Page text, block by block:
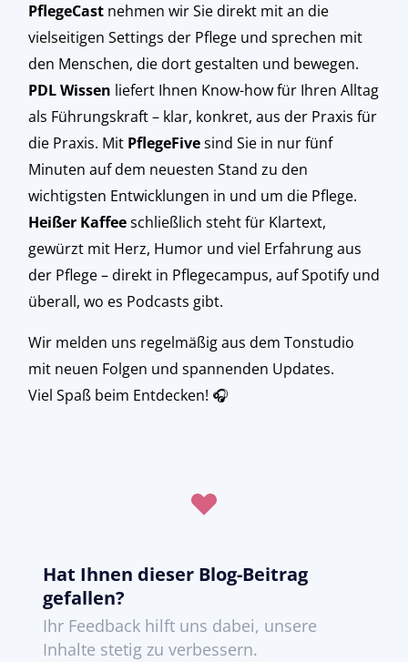
PflegeCast nehmen wir Sie direkt mit an die
vielseitigen Settings der Pflege und sprechen mit
den Menschen, die dort gestalten und bewegen.
PDL Wissen liefert Ihnen Know-how für Ihren Alltag
als Führungskraft – klar, konkret, aus der Praxis für
die Praxis. Mit PflegeFivesind Sie in nur fünf
Minuten auf dem neuesten Stand zu den
wichtigsten Entwicklungen in und um die Pflege.
Heißer Kaffeeschließlich steht für Klartext,
gewürzt mit Herz, Humor und viel Erfahrung aus
der Pflege – direkt in Pflegecampus, auf Spotify und
überall, wo es Podcasts gibt.
Wir melden uns regelmäßig aus dem Tonstudio
mit neuen Folgen und spannenden Updates.
Viel Spaß beim Entdecken! 🎧
Hat Ihnen dieser Blog-Beitrag
gefallen?
Ihr Feedback hilft uns dabei, unsere
Inhalte stetig zu verbessern.